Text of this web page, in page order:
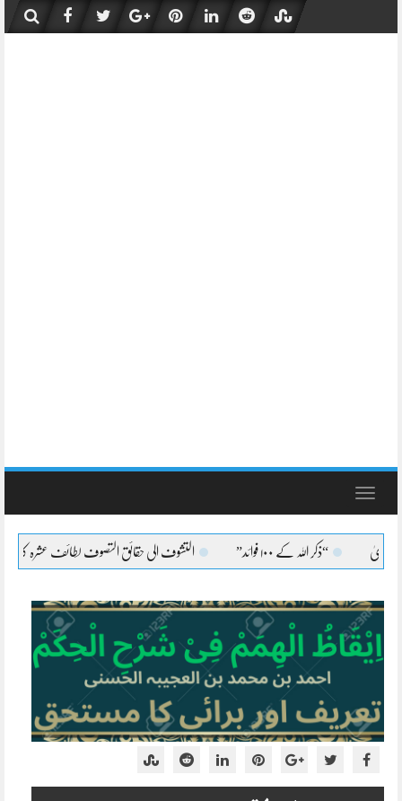
content
Toggle
“ذکر اللہ کے ۱۰۰ فوائد” التشوف الی حقائق التصوف لطائف عشرہ کا بیان